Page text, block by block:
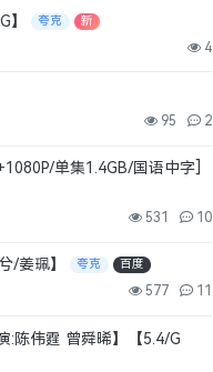
】 夸克 新
4
95 2
单集1.4GB/国语中字]
531 10
/姜珮】 夸克 百度
577 11
:陈伟霆 曾舜晞】【5.4/G